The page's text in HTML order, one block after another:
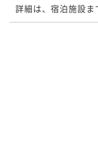
詳細は、宿泊施設ま